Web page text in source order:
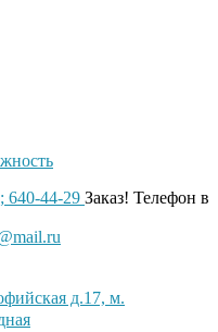
640-44-29 Заказ! Телефон в
д.17, м.